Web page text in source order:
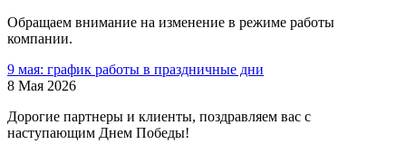
Обращаем внимание на изменение в режиме работы
компании.
9 мая: график работы в праздничные дни
8 Мая 2026
Дорогие партнеры и клиенты, поздравляем вас с
наступающим Днем Победы!